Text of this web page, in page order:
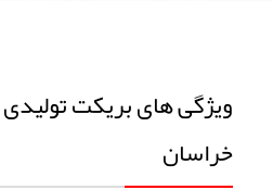
ویژگی های بریکت
خراسان